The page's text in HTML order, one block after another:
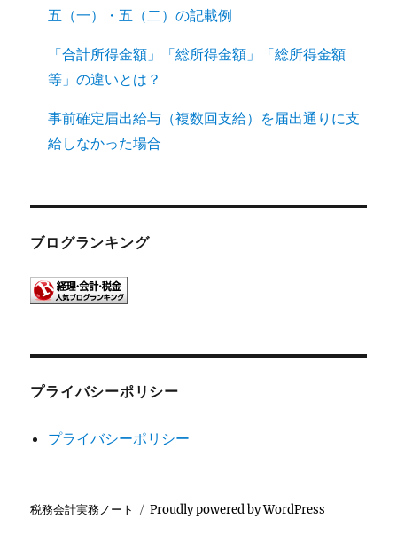
五（一）・五（二）の記載例
「合計所得金額」「総所得金額」「総所得金額
等」の違いとは？
事前確定届出給与（複数回支給）を届出通りに支
給しなかった場合
ブログランキング
プライバシーポリシー
プライバシーポリシー
税務会計実務ノート Proudly powered by WordPress